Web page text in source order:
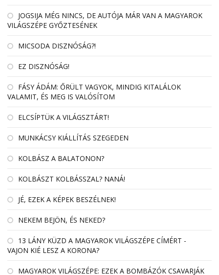
JOGSIJA MÉG NINCS, DE AUTÓJA MÁR VAN A MAGYAROK
VILÁGSZÉPE GYŐZTESÉNEK
MICSODA DISZNÓSÁG?!
EZ DISZNÓSÁG!
FÁSY ÁDÁM: ŐRÜLT VAGYOK, MINDIG KITALÁLOK
VALAMIT, ÉS MEG IS VALÓSÍTOM
ELCSÍPTÜK A VILÁGSZTÁRT!
MUNKÁCSY KIÁLLÍTÁS SZEGEDEN
KOLBÁSZ A BALATONON?
KOLBÁSZT KOLBÁSSZAL? NANÁ!
JÉ, EZEK A KÉPEK BESZÉLNEK!
NEKEM BEJÖN, ÉS NEKED?
13 LÁNY KÜZD A MAGYAROK VILÁGSZÉPE CÍMÉRT -
VAJON KIÉ LESZ A KORONA?
MAGYAROK VILÁGSZÉPE: EZEK A BOMBÁZÓK CSAVARJÁK